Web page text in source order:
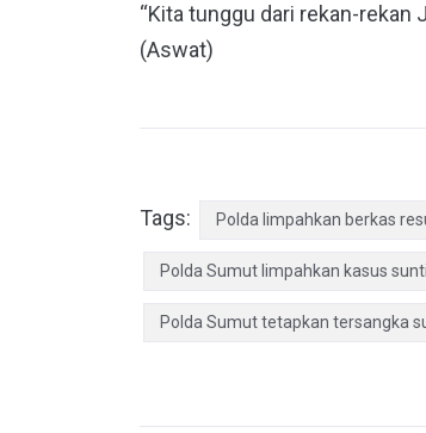
“Kita tunggu dari rekan-rekan
(Aswat)
Tags: Polda limpahkan berkas
Polda Sumut limpahkan kasus
Polda Sumut tetapkan tersangka